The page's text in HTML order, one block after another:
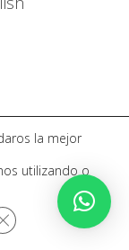
la mejor
utilizando o
CERRAR EL BANNER